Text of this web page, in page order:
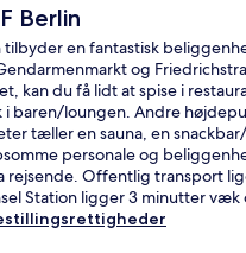
Berlin
tilbyder en fantastisk
og
kan du få lidt at spise i
i baren/loungen. Andre
tæller en sauna, en
personale og
rejsende. Offentlig transport
Station ligger 3 minutter væk
ligger 4 minutter derfra.